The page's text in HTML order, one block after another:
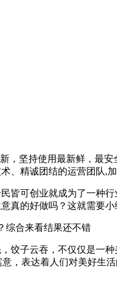
，坚持使用最新鲜，最
精诚团结的运营团队,
可创业就成为了一种
真的好做吗？这就需要小
子云吞，不仅仅是一
，表达着人们对美好生